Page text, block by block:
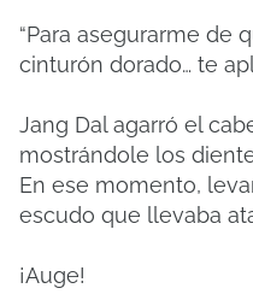
“Para asegurarme de
cinturón dorado… te
Jang Dal agarró el
mostrándole los
En ese momento,
escudo que llevaba
¡Auge!